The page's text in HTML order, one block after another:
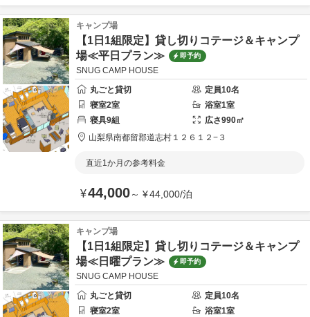
キャンプ場
【1日1組限定】貸し切りコテージ＆キャンプ
場≪平日プラン≫
即予約
SNUG CAMP HOUSE
丸ごと貸切
定員10名
寝室2室 浴室1室
寝具9組 広さ990㎡
山梨県南都留郡道志村１２６１２−３
直近1か月の参考料金
¥44,000～ ¥44,000/泊
キャンプ場
【1日1組限定】貸し切りコテージ＆キャンプ
場≪日曜プラン≫
即予約
SNUG CAMP HOUSE
丸ごと貸切
定員10名
寝室2室 浴室1室